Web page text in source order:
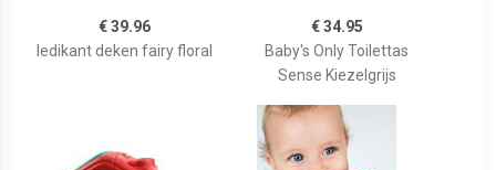
€ 39.96
ledikant deken fairy floral
€ 34.95
Baby's Only Toilettas
Sense Kiezelgrijs